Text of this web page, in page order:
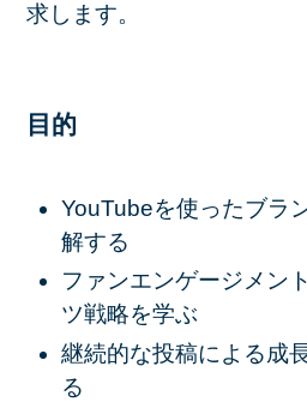
求します。
目的
YouTubeを使ったブラ
解する
ファンエンゲージメン
ツ戦略を学ぶ
継続的な投稿による成
る